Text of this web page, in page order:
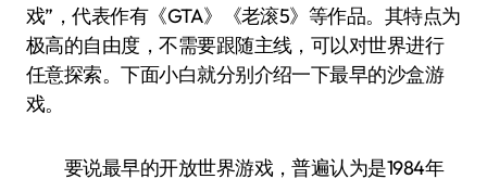
戏”，代表作有《GTA》《老滚5》等作品。其特点为
极高的自由度，不需要跟随主线，可以对世界进行
任意探索。下面小白就分别介绍一下最早的沙盒游
戏。
要说最早的开放世界游戏，普遍认为是1984年